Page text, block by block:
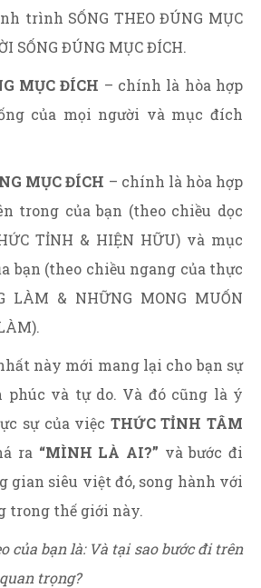
trình SỐNG THEO ĐÚNG MỤC
SỐNG ĐÚNG MỤC ĐÍCH.
MỤC ĐÍCH – chính là hòa hợp
của mọi người và mục đích
MỤC ĐÍCH – chính là hòa hợp
trong của bạn (theo chiều dọc
TỈNH & HIỆN HỮU) và mục
bạn (theo chiều ngang của thực
LÀM & NHỮNG MONG MUỐN
này mới mang lại cho bạn sự
phúc và tự do. Và đó cũng là ý
sự của việc THỨC TỈNH TÂM
ra “MÌNH LÀ AI?” và bước đi
gian siêu việt đó, song hành với
trong thế giới này.
của bạn là: Và tại sao bước đi trên
trọng?